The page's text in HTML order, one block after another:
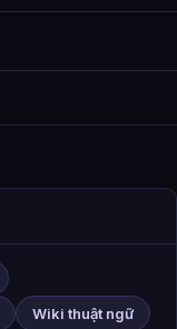
Wiki thuật ngữ